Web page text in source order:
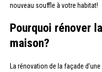
nouveau souffle à votre habitat!
Pourquoi rénover
maison?
La rénovation de la façade